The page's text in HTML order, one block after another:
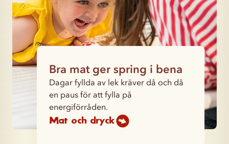
Bra mat ger spring i bena
Dagar fyllda av lek kräver då och då
en paus för att fylla på
energiförråden.
Mat och dryck